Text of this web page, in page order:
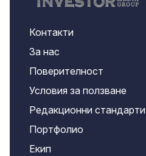
Контакти
За нас
Поверителност
Условия за ползване
Редакционни стандарти
Портфолио
Екип